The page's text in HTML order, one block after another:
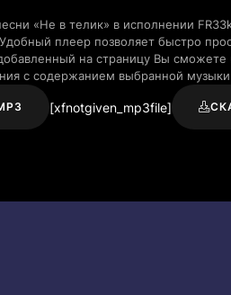
«Не в телик» в исполнении
плеер позволяет быстро
на страницу Вы сможете
с содержанием выбранной
[xfnotgiven_mp3file]